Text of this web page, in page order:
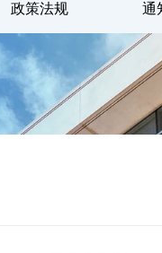
政策法规 通